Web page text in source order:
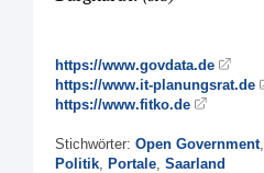
https://www.govdata.de
https://www.it-planungsrat.de
https://www.fitko.de
Stichwörter: Open Government,
Politik, Portale, Saarland